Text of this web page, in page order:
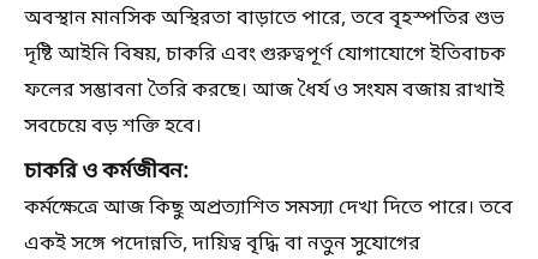
অবস্থান মানসিক অস্থিরতা বাড়াতে পারে, তবে বৃহস্পতির শুভ
দৃষ্টি আইনি বিষয়, চাকরি এবং গুরুত্বপূর্ণ যোগাযোগে ইতিবাচক
ফলের সম্ভাবনা তৈরি করছে। আজ ধৈর্য ও সংযম বজায় রাখাই
সবচেয়ে বড় শক্তি হবে।
চাকরি ও কর্মজীবন:
কর্মক্ষেত্রে আজ কিছু অপ্রত্যাশিত সমস্যা দেখা দিতে পারে। তবে
একই সঙ্গে পদোন্নতি, দায়িত্ব বৃদ্ধি বা নতুন সুযোগের